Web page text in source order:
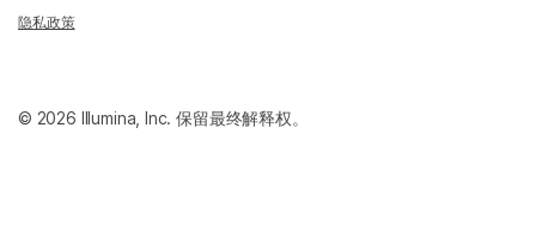
隐私政策
© 2026 Illumina, Inc. 保留最终解释权。